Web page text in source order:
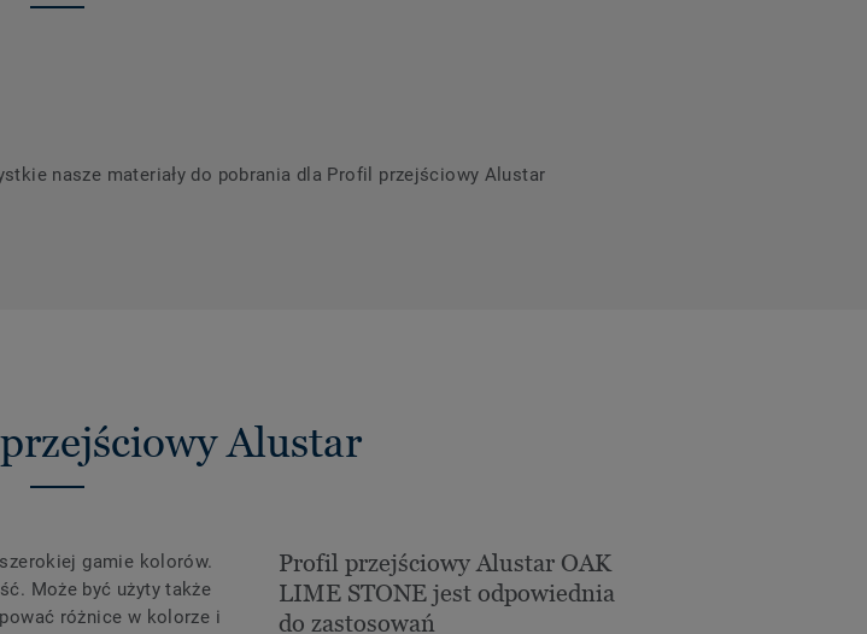
nasze materiały do ​​pobrania dla Profil przejściowy Alustar
Alustar
gamie kolorów.
Może być użyty także
różnice w kolorze i
Profil przejściowy Alustar OAK
LIME STONE jest odpowiednia
do zastosowań